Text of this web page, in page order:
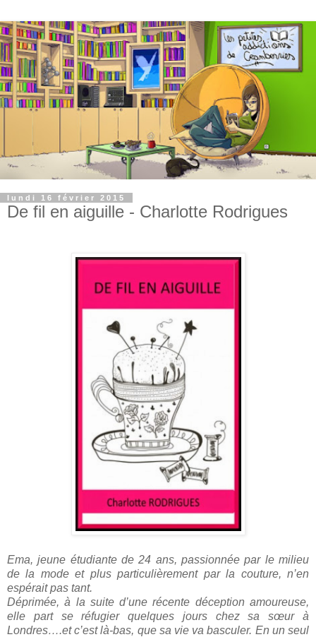
lundi 16 février 2015
De fil en aiguille - Charlotte Rodrigues
Ema, jeune étudiante de 24 ans, passionnée par le milieu
de la mode et plus particulièrement par la couture, n’en
espérait pas tant.
Déprimée, à la suite d’une récente déception amoureuse,
elle part se réfugier quelques jours chez sa sœur à
Londres….et c’est là-bas, que sa vie va basculer. En un seul